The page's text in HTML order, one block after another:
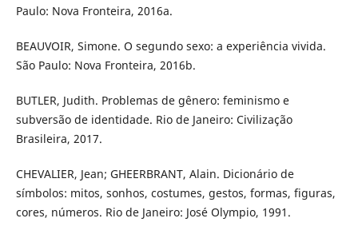
Paulo: Nova Fronteira, 2016a.
BEAUVOIR, Simone. O segundo sexo: a experiência vivida.
São Paulo: Nova Fronteira, 2016b.
BUTLER, Judith. Problemas de gênero: feminismo e
subversão de identidade. Rio de Janeiro: Civilização
Brasileira, 2017.
CHEVALIER, Jean; GHEERBRANT, Alain. Dicionário de
símbolos: mitos, sonhos, costumes, gestos, formas, figuras,
cores, números. Rio de Janeiro: José Olympio, 1991.